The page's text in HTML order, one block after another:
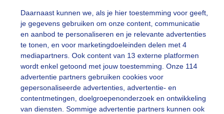
Daarnaast kunnen we, als je hier toestemming voor geeft,
je gegevens gebruiken om onze content, communicatie
en aanbod te personaliseren en je relevante advertenties
te tonen, en voor marketingdoeleinden delen met 4
mediapartners. Ook content van 13 externe platformen
wordt enkel getoond met jouw toestemming. Onze 114
advertentie partners gebruiken cookies voor
gepersonaliseerde advertenties, advertentie- en
contentmetingen, doelgroepenonderzoek en ontwikkeling
van diensten. Sommige advertentie partners kunnen ook
Wolken
slideshow